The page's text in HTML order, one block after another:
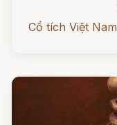
Cổ tích Việt Nam